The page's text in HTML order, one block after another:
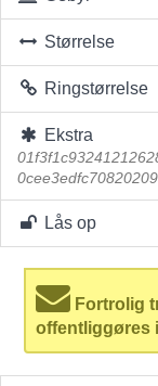
Størrelse
Ringstørrelse
Ekstra
Lås op
Fortrolig
offentliggøres